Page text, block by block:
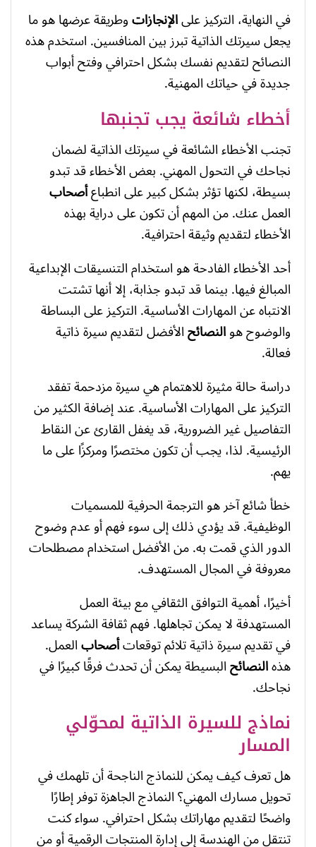
في النهاية، التركيز علىالإنجازاتوطريقة عرضها هو ما
يجعل سيرتك الذاتية تبرز بين المنافسين. استخدم هذه
النصائح لتقديم نفسك بشكل احترافي وفتح أبواب
جديدة في حياتك المهنية.
أخطاء شائعة يجب تجنبها
تجنب الأخطاء الشائعة في سيرتك الذاتية لضمان
نجاحك في التحول المهني. بعض الأخطاء قد تبدو
بسيطة، لكنها تؤثر بشكل كبير على انطباعأصحاب
العمل عنك. من المهم أن تكون على دراية بهذه
الأخطاء لتقديم وثيقة احترافية.
أحد الأخطاء الفادحة هو استخدام التنسيقات الإبداعية
المبالغ فيها. بينما قد تبدو جذابة، إلا أنها تشتت
الانتباه عن المهارات الأساسية. التركيز على البساطة
والوضوح هوالنصائحالأفضل لتقديم سيرة ذاتية
فعالة.
دراسة حالة مثيرة للاهتمام هي سيرة مزدحمة تفقد
التركيز على المهارات الأساسية. عند إضافة الكثير من
التفاصيل غير الضرورية، قد يغفل القارئ عن النقاط
الرئيسية. لذا، يجب أن تكون مختصرًا ومركزًا على ما
يهم.
خطأ شائع آخر هو الترجمة الحرفية للمسميات
الوظيفية. قد يؤدي ذلك إلى سوء فهم أو عدم وضوح
الدور الذي قمت به. من الأفضل استخدام مصطلحات
معروفة في المجال المستهدف.
أخيرًا، أهمية التوافق الثقافي مع بيئة العمل
المستهدفة لا يمكن تجاهلها. فهم ثقافة الشركة يساعد
في تقديم سيرة ذاتية تلائم توقعاتأصحابالعمل.
هذهالنصائحالبسيطة يمكن أن تحدث فرقًا كبيرًا في
نجاحك.
نماذج للسيرة الذاتية لمحوّلي
المسار
هل تعرف كيف يمكن للنماذج الناجحة أن تلهمك في
تحويل مسارك المهني؟ النماذج الجاهزة توفر إطارًا
واضحًا لتقديم مهاراتك بشكل احترافي. سواء كنت
تنتقل من الهندسة إلى إدارة المنتجات الرقمية أو من